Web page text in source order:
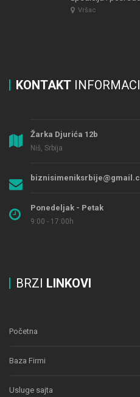
Vršac
KONTAKT
Žarka Djurića 12b
Niš, Srbija
Ponedeljak - Petak
9:00 - 17:00h
BRZI LINKOVI
Početna
Baza Firmi
Usluge sajta